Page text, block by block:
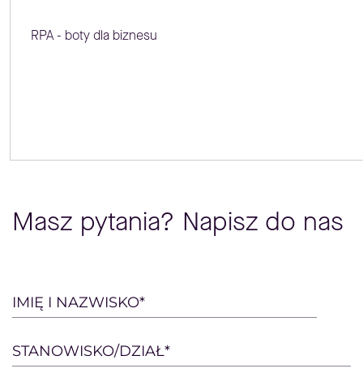
RPA - boty dla biznesu
Masz pytania? Napisz do nas
Please
this
field
IMIĘ I NAZWISKO*
STANOWISKO/DZIAŁ*